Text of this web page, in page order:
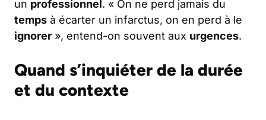
un professionnel . « On ne perd jamais du
temps à écarter un infarctus, on en perd à le
ignorer », entend-on souvent aux urgences.
Quand s’inquiéter de la durée
et du contexte